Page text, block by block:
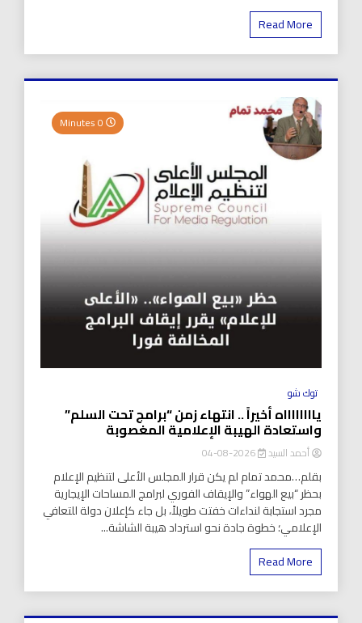
Read More
توك شو
يااااااااه أخيراً .. انتهاء زمن “برامج تحت السلم”
واستعادة الهيبة الإعلامية المغصوبة
أحمد السيد 2026-08-04
بقلم…محمد تمام لم يكن قرار المجلس الأعلى لتنظيم الإعلام
بحظر “بيع الهواء” والإيقاف الفوري لبرامج المساحات الإيجارية
مجرد استجابة لنداءات خفتت طويلاً، بل جاء كإعلان دولة للتعافي
الإعلامي؛ خطوة جادة نحو استرداد هيبة الشاشة...
Read More